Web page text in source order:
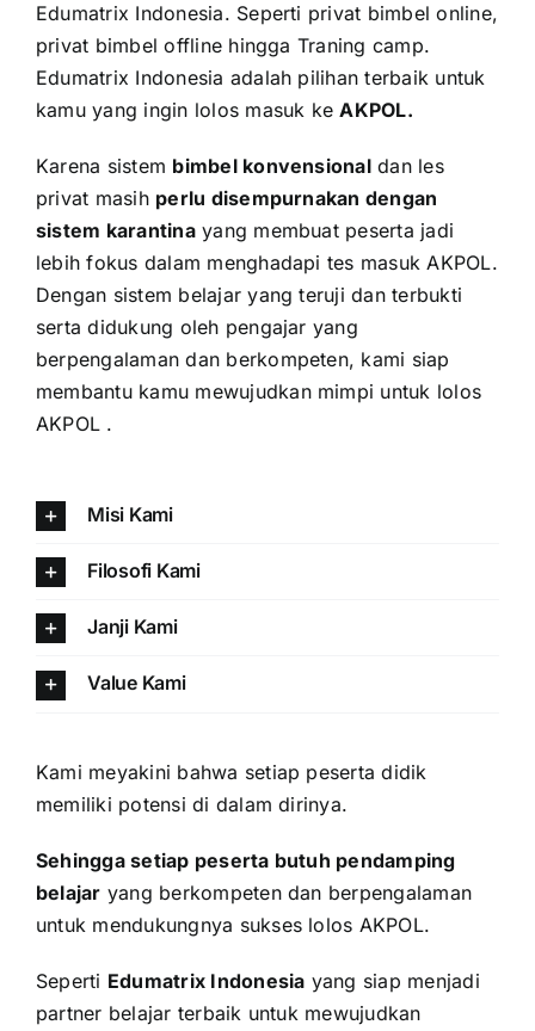
Edumatrix Indonesia. Seperti privat bimbel online,
privat bimbel offline hingga Traning camp.
Edumatrix Indonesia adalah pilihan terbaik untuk
kamu yang ingin lolos masuk keAKPOL.
Karena sistem bimbel konvensionaldan les
privat masih perlu disempurnakan dengan
sistem karantinayang membuat peserta jadi
lebih fokus dalam menghadapi tes masuk AKPOL.
Dengan sistem belajar yang teruji dan terbukti
serta didukung oleh pengajar yang
berpengalaman dan berkompeten, kami siap
membantu kamu mewujudkan mimpi untuk lolos
AKPOL .
Misi Kami
Filosofi Kami
Janji Kami
Value Kami
Kami meyakini bahwa setiap peserta didik
memiliki potensi di dalam dirinya.
Sehingga setiap peserta butuh pendamping
belajar yang berkompeten dan berpengalaman
untuk mendukungnya sukses lolos AKPOL.
Seperti Edumatrix Indonesia yang siap menjadi
partner belajar terbaik untuk mewujudkan